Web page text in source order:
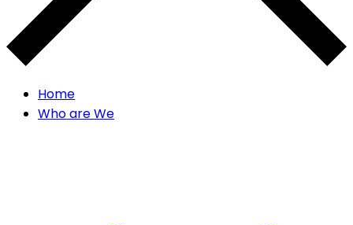
Home
Who are We